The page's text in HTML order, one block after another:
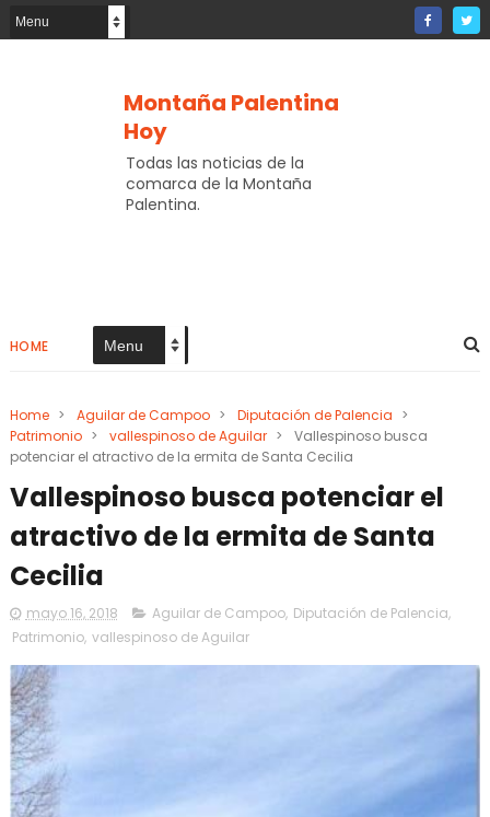
Montaña Palentina
Hoy
Todas las noticias de la
comarca de la Montaña
Palentina.
HOME
Home > Aguilar de Campoo > Diputación de Palencia >
Patrimonio > vallespinoso de Aguilar >
Vallespinoso busca
potenciar el atractivo de la ermita de Santa Cecilia
Vallespinoso busca potenciar el
atractivo de la ermita de Santa
Cecilia
mayo 16, 2018 Aguilar de Campoo, Diputación de Palencia,
Patrimonio, vallespinoso de Aguilar